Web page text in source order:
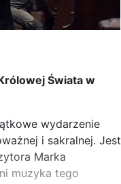
Świata w
wydarzenie
i sakralnej. Jest
Marka
muzyka tego